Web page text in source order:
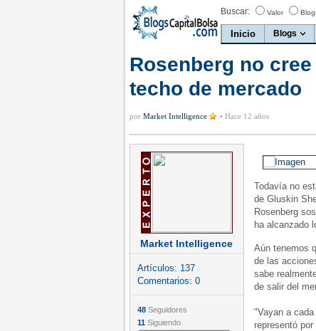
Buscar: Valor
Inicio Blogs
Rosenberg no
techo de mercado
por Market Intelligence • Hace 12 años
Market Intelligence
Artículos: 137
Comentarios: 0
48 Seguidores
11 Siguiendo
Todavía no
de Gluskin
Rosenberg
ha alcanzado
Aún tenemos
de las
sabe
de salir del
"Vayan a
representó